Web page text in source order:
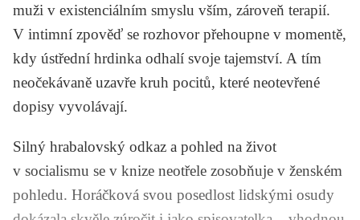
muži v existenciálním smyslu vším, zároveň terapií.
V intimní zpověď se rozhovor přehoupne v momentě,
kdy ústřední hrdinka odhalí svoje tajemství. A tím
neočekávaně uzavře kruh pocitů, které neotevřené
dopisy vyvolávají.
Silný hrabalovský odkaz a pohled na život
v socialismu se v knize neotřele zosobňuje v ženském
pohledu. Horáčková svou posedlost lidskými osudy